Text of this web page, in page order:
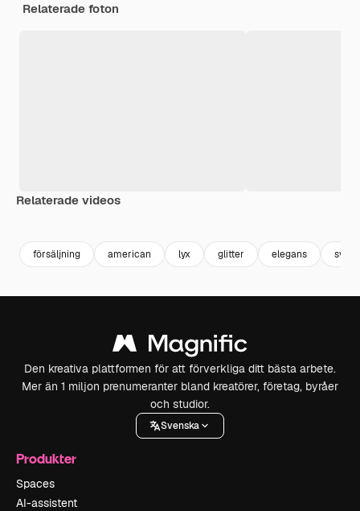
Relaterade foton
Relaterade videos
försäljning american lyx glitter elegans
Den kreativa plattformen för att förverkliga ditt bästa arbete.
Mer än 1 miljon prenumeranter bland kreatörer, företag, byråer
och studior.
Svenska
Produkter
Spaces
AI-assistent